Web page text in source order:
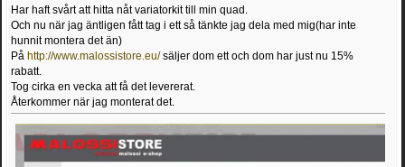
Har haft svårt att hitta nåt variatorkit till min quad.
Och nu när jag äntligen fått tag i ett så tänkte jag dela med mig(har inte
hunnit montera det än)
På http://www.malossistore.eu/säljer dom ett och dom har just nu 15%
rabatt.
Tog cirka en vecka att få det levererat.
Återkommer när jag monterat det.